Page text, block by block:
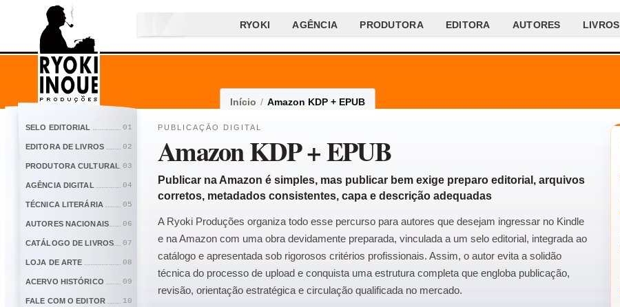
RYOKI AGÊNCIA PRODUTORA EDITORA AUTORES LIVROS
SELO EDITORIAL 01
EDITORA DE LIVROS 02
PRODUTORA CULTURAL 03
AGÊNCIA DIGITAL 04
TÉCNICA LITERÁRIA 05
AUTORES NACIONAIS 06
CATÁLOGO DE LIVROS 07
LOJA DE ARTE 08
ACERVO HISTÓRICO 09
FALE COM O EDITOR 10
Início / Amazon KDP + EPUB
PUBLICAÇÃO DIGITAL
Amazon KDP + EPUB
Publicar na Amazon é simples, mas publicar bem exige preparo editorial, arquivos
corretos, metadados consistentes, capa e descrição adequadas
A Ryoki Produções organiza todo esse percurso para autores que desejam ingressar no Kindle
e na Amazon com uma obra devidamente preparada, vinculada a um selo editorial, integrada ao
catálogo e apresentada sob rigorosos critérios profissionais. Assim, o autor evita a solidão
técnica do processo de upload e conquista uma estrutura completa que engloba publicação,
revisão, orientação estratégica e circulação qualificada no mercado.